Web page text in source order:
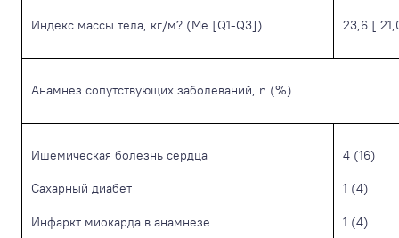
Индекс массы тела, кг/м? (Me [Q1-Q3]) 23,6 [
Анамнез сопутствующих заболеваний, n (%)
Ишемическая болезнь сердца
Сахарный диабет
Инфаркт миокарда в анамнезе
4 (16)
1 (4)
1 (4)